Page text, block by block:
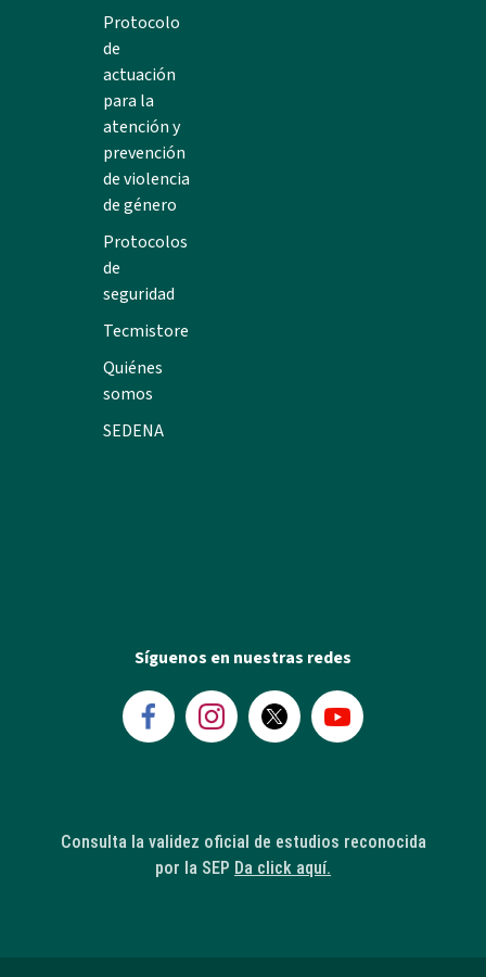
Protocolo
de
actuación
para la
atención y
prevención
de violencia
de género
Protocolos
de
seguridad
Tecmistore
Quiénes
somos
SEDENA
Síguenos en nuestras redes
Consulta la validez oficial de estudios reconocida
por la SEP Da click aquí.